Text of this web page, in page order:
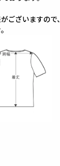
ございますので、